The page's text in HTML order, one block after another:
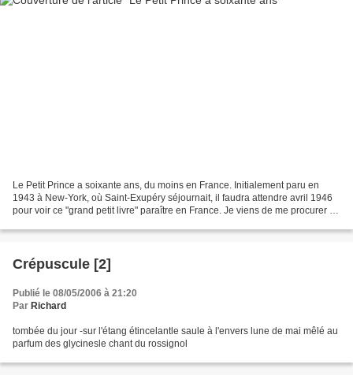
Le Petit Prince a soixante ans, du moins en France. Initialement paru en
1943 à New-York, où Saint-Exupéry séjournait, il faudra attendre avril 1946
pour voir ce "grand petit livre" paraître en France. Je viens de me procurer et
Crépuscule [2]
Publié le 08/05/2006 à 21:20
Par Richard
tombée du jour -sur l'étang étincelantle saule à l'envers lune de mai mêlé au
parfum des glycinesle chant du rossignol